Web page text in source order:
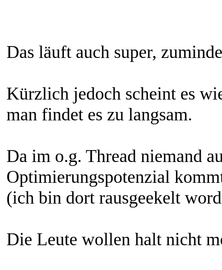
Das läuft auch super,
Kürzlich jedoch scheint es
man findet es zu langsam.
Da im o.g. Thread niemand
Optimierungspotenzial
(ich bin dort rausgeekelt
Die Leute wollen halt nicht